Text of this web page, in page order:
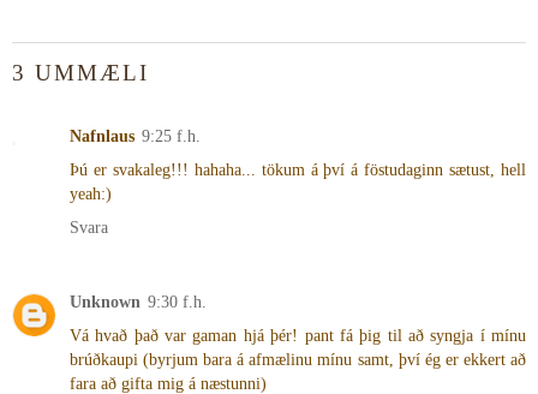
3 UMMÆLI
Nafnlaus 9:25 f.h.
Þú er svakaleg!!! hahaha... tökum á því á föstudaginn sætust, hell
yeah:)
Svara
Unknown 9:30 f.h.
Vá hvað það var gaman hjá þér! pant fá þig til að syngja í mínu
brúðkaupi (byrjum bara á afmælinu mínu samt, því ég er ekkert að
fara að gifta mig á næstunni)